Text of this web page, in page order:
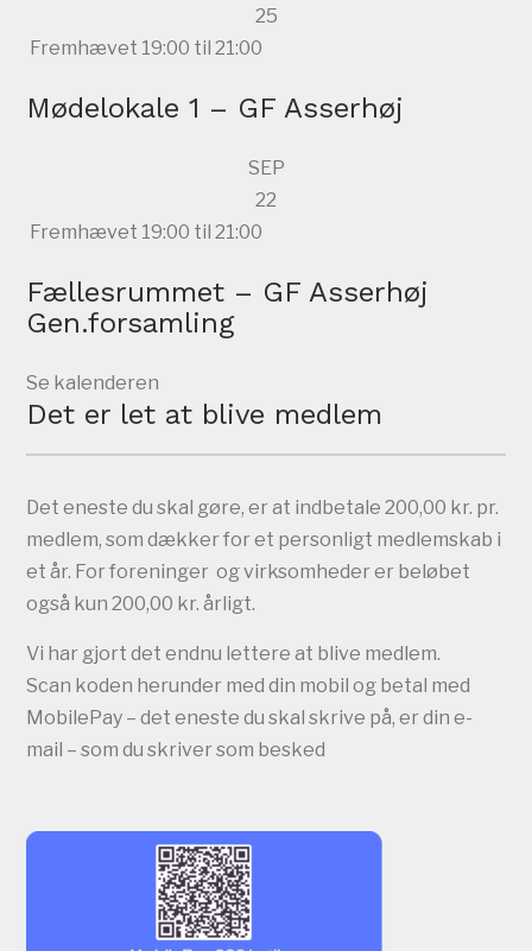
25
Fremhævet 19:00 til21:00
Mødelokale 1 – GF Asserhøj
SEP
22
Fremhævet 19:00 til21:00
Fællesrummet – GF Asserhøj
Gen.forsamling
Se kalenderen
Det er let at blive medlem
Det eneste du skal gøre, er at indbetale 200,00 kr. pr.
medlem, som dækker for et personligt medlemskab i
et år. For foreninger og virksomheder er beløbet
også kun 200,00 kr. årligt.
Vi har gjort det endnu lettere at blive medlem.
Scan koden herunder med din mobil og betal med
MobilePay – det eneste du skal skrive på, er din e-
mail – som du skriver som besked